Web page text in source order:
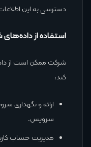
دسترسی به این اطلاعات
استفاده از
شرکت ممکن است از
کند:
ارائه و نگهداری
سرویس.
مدیریت حساب